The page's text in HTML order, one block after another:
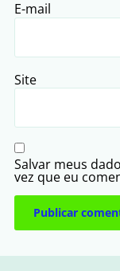
E-mail
Site
Salvar meus
vez que eu